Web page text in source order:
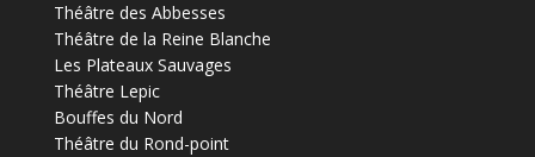
Théâtre des Abbesses
Théâtre de la Reine Blanche
Les Plateaux Sauvages
Théâtre Lepic
Bouffes du Nord
Théâtre du Rond-point